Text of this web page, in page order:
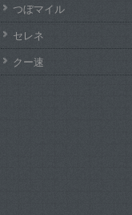
つぼマイル
セレネ
クー速